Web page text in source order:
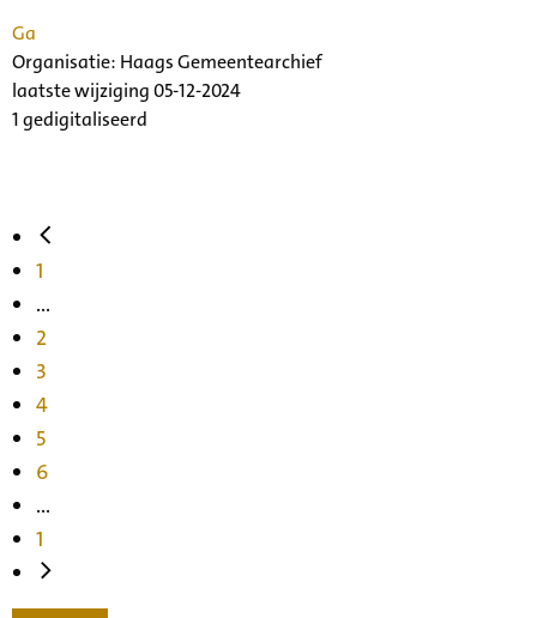
Ga
Organisatie: Haags Gemeentearchief
laatste wijziging 05-12-2024
1 gedigitaliseerd
1
...
2
3
4
5
6
...
1